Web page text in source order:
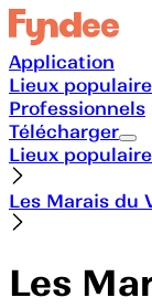
Application
Lieux
Professionnels
Télécharger
Lieux
Les Marais du
Les